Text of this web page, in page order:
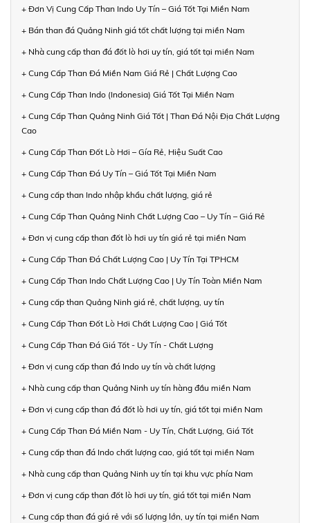
+ Đơn Vị Cung Cấp Than Indo Uy Tín – Giá Tốt Tại Miền Nam
+ Bán than đá Quảng Ninh giá tốt chất lượng tại miền Nam
+ Nhà cung cấp than đá đốt lò hơi uy tín, giá tốt tại miền Nam
+ Cung Cấp Than Đá Miền Nam Giá Rẻ | Chất Lượng Cao
+ Cung Cấp Than Indo (Indonesia) Giá Tốt Tại Miền Nam
+ Cung Cấp Than Quảng Ninh Giá Tốt | Than Đá Nội Địa Chất Lượng
Cao
+ Cung Cấp Than Đốt Lò Hơi – Gía Rẻ, Hiệu Suất Cao
+ Cung Cấp Than Đá Uy Tín – Giá Tốt Tại Miền Nam
+ Cung cấp than Indo nhập khẩu chất lượng, giá rẻ
+ Cung Cấp Than Quảng Ninh Chất Lượng Cao – Uy Tín – Giá Rẻ
+ Đơn vị cung cấp than đốt lò hơi uy tín giá rẻ tại miền Nam
+ Cung Cấp Than Đá Chất Lượng Cao | Uy Tín Tại TPHCM
+ Cung Cấp Than Indo Chất Lượng Cao | Uy Tín Toàn Miền Nam
+ Cung cấp than Quảng Ninh giá rẻ, chất lượng, uy tín
+ Cung Cấp Than Đốt Lò Hơi Chất Lượng Cao | Giá Tốt
+ Cung Cấp Than Đá Giá Tốt - Uy Tín - Chất Lượng
+ Đơn vị cung cấp than đá Indo uy tín và chất lượng
+ Nhà cung cấp than Quảng Ninh uy tín hàng đầu miền Nam
+ Đơn vị cung cấp than đá đốt lò hơi uy tín, giá tốt tại miền Nam
+ Cung Cấp Than Đá Miền Nam - Uy Tín, Chất Lượng, Giá Tốt
+ Cung cấp than đá Indo chất lượng cao, giá tốt tại miền Nam
+ Nhà cung cấp than Quảng Ninh uy tín tại khu vực phía Nam
+ Đơn vị cung cấp than đốt lò hơi uy tín, giá tốt tại miền Nam
+ Cung cấp than đá giá rẻ với số lượng lớn, uy tín tại miền Nam